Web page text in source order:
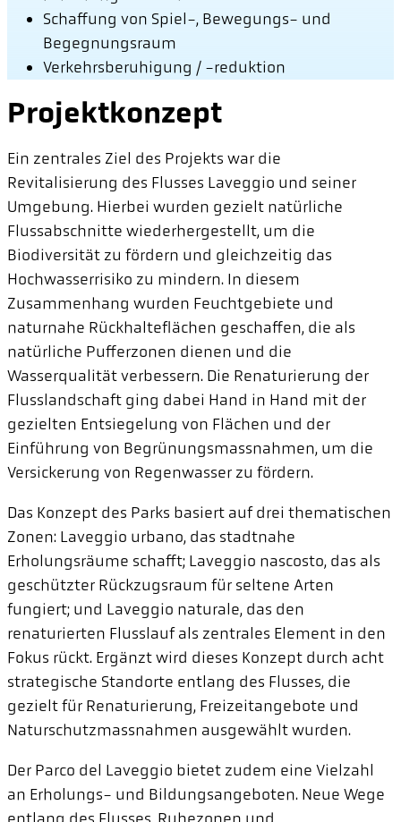
Schaffung von Spiel-, Bewegungs- und
Begegnungsraum
Verkehrsberuhigung / -reduktion
Projektkonzept
Ein zentrales Ziel des Projekts war die
Revitalisierung des Flusses Laveggio und seiner
Umgebung. Hierbei wurden gezielt natürliche
Flussabschnitte wiederhergestellt, um die
Biodiversität zu fördern und gleichzeitig das
Hochwasserrisiko zu mindern. In diesem
Zusammenhang wurden Feuchtgebiete und
naturnahe Rückhalteflächen geschaffen, die als
natürliche Pufferzonen dienen und die
Wasserqualität verbessern. Die Renaturierung der
Flusslandschaft ging dabei Hand in Hand mit der
gezielten Entsiegelung von Flächen und der
Einführung von Begrünungsmassnahmen, um die
Versickerung von Regenwasser zu fördern.
Das Konzept des Parks basiert auf drei thematischen
Zonen: Laveggio urbano, das stadtnahe
Erholungsräume schafft; Laveggio nascosto, das als
geschützter Rückzugsraum für seltene Arten
fungiert; und Laveggio naturale, das den
renaturierten Flusslauf als zentrales Element in den
Fokus rückt. Ergänzt wird dieses Konzept durch acht
strategische Standorte entlang des Flusses, die
gezielt für Renaturierung, Freizeitangebote und
Naturschutzmassnahmen ausgewählt wurden.
Der Parco del Laveggio bietet zudem eine Vielzahl
an Erholungs- und Bildungsangeboten. Neue Wege